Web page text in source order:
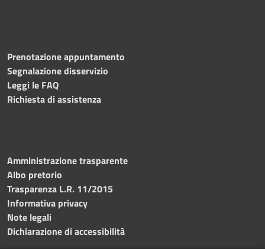
Prenotazione appuntamento
Segnalazione disservizio
Leggi le FAQ
Richiesta di assistenza
Amministrazione trasparente
Albo pretorio
Trasparenza L.R. 11/2015
Informativa privacy
Note legali
Dichiarazione di accessibilità